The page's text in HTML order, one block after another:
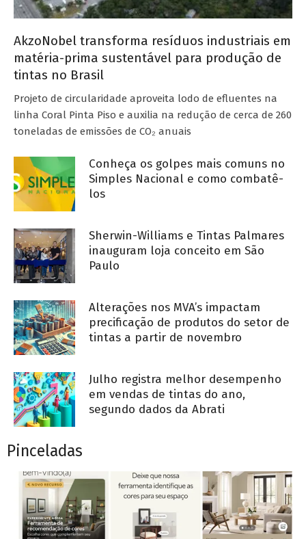
AkzoNobel transforma resíduos industriais em
matéria-prima sustentável para produção de
tintas no Brasil
Projeto de circularidade aproveita lodo de efluentes na
linha Coral Pinta Piso e auxilia na redução de cerca de 260
toneladas de emissões de CO₂ anuais
Conheça os golpes mais comuns no
Simples Nacional e como combatê-
los
Sherwin-Williams e Tintas Palmares
inauguram loja conceito em São
Paulo
Alterações nos MVA’s impactam
precificação de produtos do setor de
tintas a partir de novembro
Julho registra melhor desempenho
em vendas de tintas do ano,
segundo dados da Abrati
Pinceladas